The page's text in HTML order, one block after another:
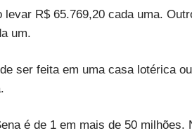
R$ 65.769,20 cada uma.
um.
ser feita em uma casa lotérica ou
é de 1 em mais de 50 milhões.